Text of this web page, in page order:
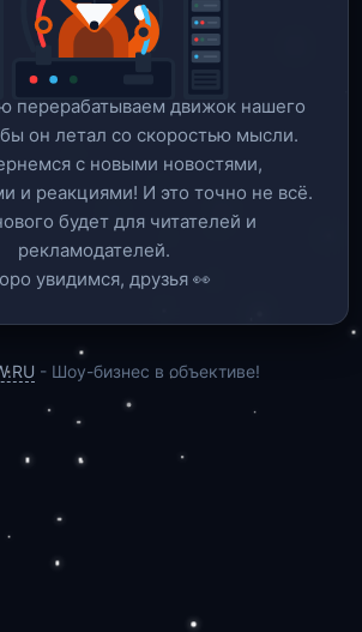
перерабатываем движок нашего
он летал со скоростью мысли.
c новыми новостями,
и реакциями! И это точно не всё.
будет для читателей и
рекламодателей.
увидимся, друзья 👀
- Шоу-бизнес в объективе!